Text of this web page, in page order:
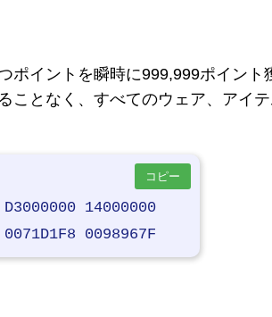
ポイントを瞬時に999,999ポイント
ことなく、すべてのウェア、アイ
コピー
D3000000 14000000
0071D1F8 0098967F